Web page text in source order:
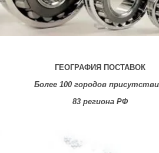
ГЕОГРАФИЯ ПОСТАВОК
Более 100 городов
83 региона РФ